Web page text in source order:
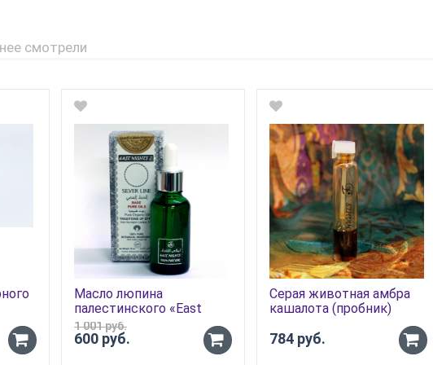
смотрели
-
Масло люпина
палестинского «East
Nights»
600 руб.
1 001 руб.
-
Серая животная амбра
кашалота (пробник)
784 руб. -